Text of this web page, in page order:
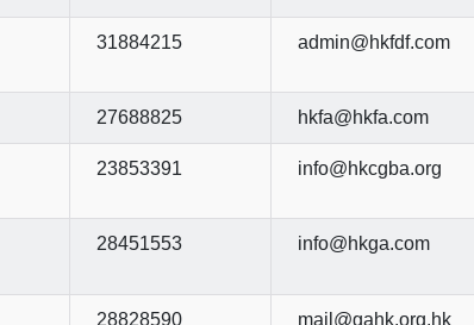
31884215 admin@hkfdf.com
27688825 hkfa@hkfa.com
23853391 info@hkcgba.org
28451553 info@hkga.com
28828590 mail@gahk.org.hk